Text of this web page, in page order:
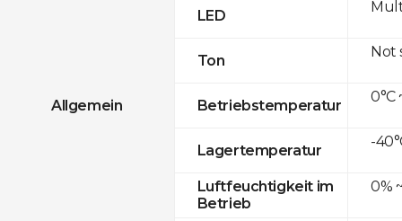
Allgemein
LED
Ton
Betriebstemperatur
Lagertemperatur
Luftfeuchtigkeit im
Betrieb
Not
0°C
-
0%